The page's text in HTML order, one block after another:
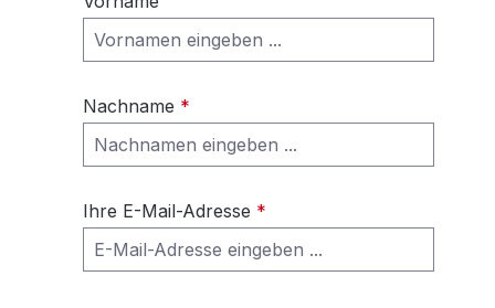
Nachname *
Ihre E-Mail-Adresse *